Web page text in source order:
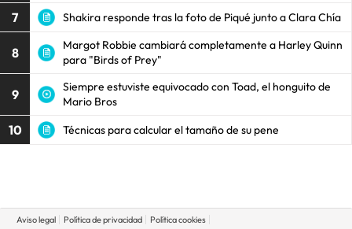
7 Shakira responde tras la foto de Piqué junto a Clara Chía
8
Margot Robbie cambiará completamente a Harley Quinn
para "Birds of Prey"
9
Siempre estuviste equivocado con Toad, el honguito de
Mario Bros
10 Técnicas para calcular el tamaño de su pene
Aviso legal Política de privacidad Política cookies